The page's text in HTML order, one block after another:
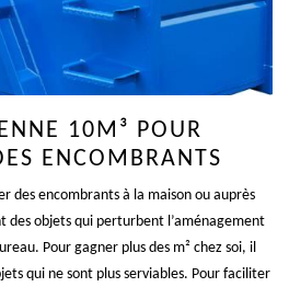
10M³ POUR
ENCOMBRANTS
des encombrants à la maison ou auprès
des objets qui perturbent l’aménagement
Pour gagner plus des m² chez soi, il
qui ne sont plus serviables. Pour faciliter